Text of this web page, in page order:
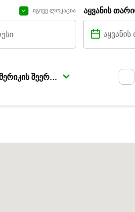
იგივე ლოკაცია აყვანის